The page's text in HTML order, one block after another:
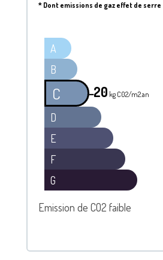
*Dont emissions de gaz effet de serre
A
B
C ━20 kg C02/m2.an
D
E
F
G
Emission de CO2 faible